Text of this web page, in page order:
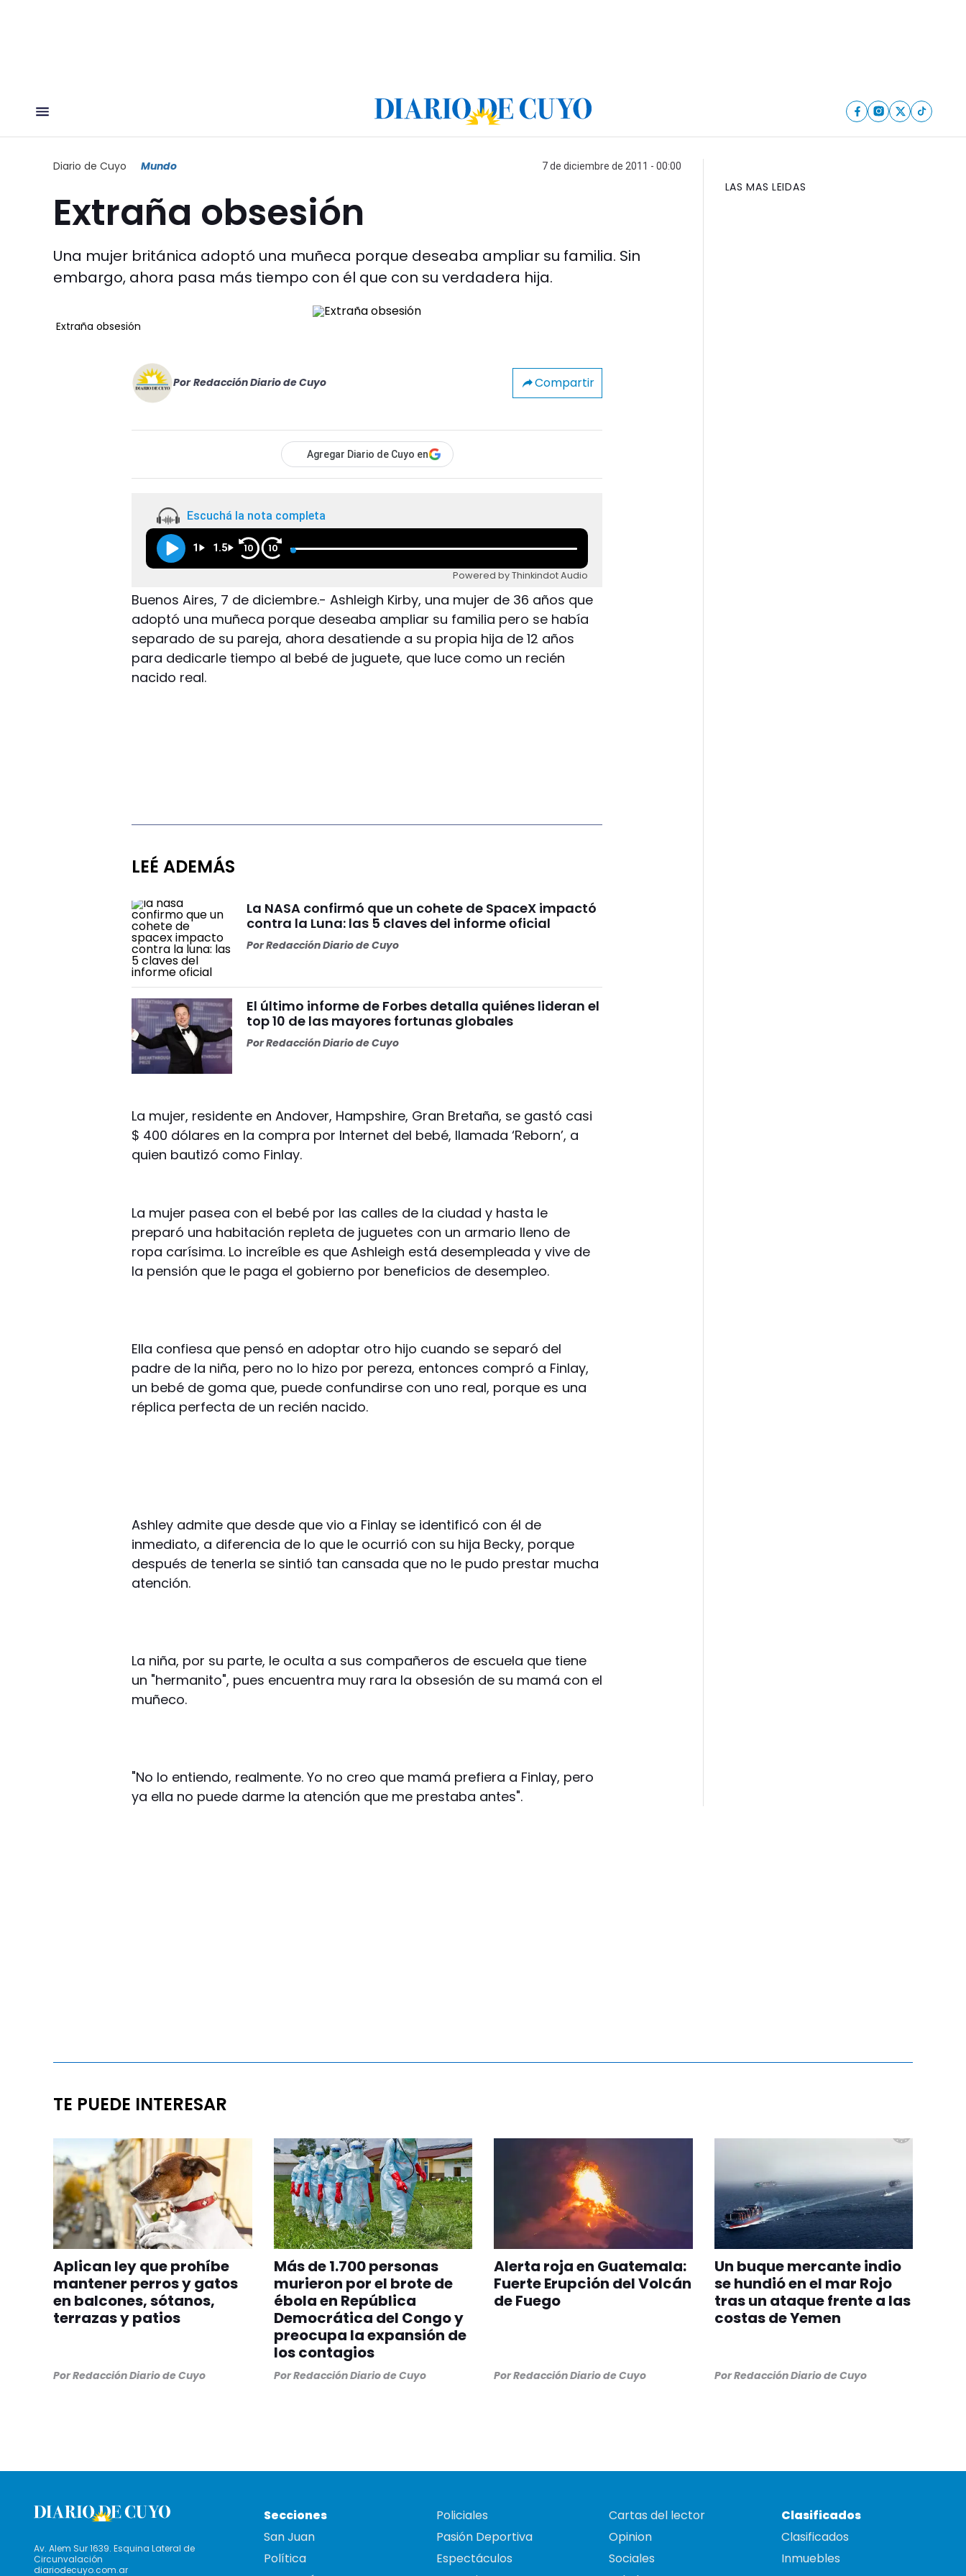
Diario de Cuyo Mundo 7 de diciembre de 2011 - 00:00
Extraña obsesión
Una mujer británica adoptó una muñeca porque deseaba ampliar su familia. Sin
embargo, ahora pasa más tiempo con él que con su verdadera hija.
Extraña obsesión
Por Redacción Diario de Cuyo Compartir
Agregar Diario de Cuyo en
Escuchá la nota completa
1 1.5 10 10
Powered by Thinkindot Audio
Buenos Aires, 7 de diciembre.- Ashleigh Kirby, una mujer de 36 años que
adoptó una muñeca porque deseaba ampliar su familia pero se había
separado de su pareja, ahora desatiende a su propia hija de 12 años
para dedicarle tiempo al bebé de juguete, que luce como un recién
nacido real.
LEÉ ADEMÁS
La NASA confirmó que un cohete de SpaceX impactó
contra la Luna: las 5 claves del informe oficial
PorRedacción Diario de Cuyo
El último informe de Forbes detalla quiénes lideran el
top 10 de las mayores fortunas globales
PorRedacción Diario de Cuyo
La mujer, residente en Andover, Hampshire, Gran Bretaña, se gastó casi
$ 400 dólares en la compra por Internet del bebé, llamada ‘Reborn’, a
quien bautizó como Finlay.
La mujer pasea con el bebé por las calles de la ciudad y hasta le
preparó una habitación repleta de juguetes con un armario lleno de
ropa carísima. Lo increíble es que Ashleigh está desempleada y vive de
la pensión que le paga el gobierno por beneficios de desempleo.
Ella confiesa que pensó en adoptar otro hijo cuando se separó del
padre de la niña, pero no lo hizo por pereza, entonces compró a Finlay,
un bebé de goma que, puede confundirse con uno real, porque es una
réplica perfecta de un recién nacido.
Ashley admite que desde que vio a Finlay se identificó con él de
inmediato, a diferencia de lo que le ocurrió con su hija Becky, porque
después de tenerla se sintió tan cansada que no le pudo prestar mucha
atención.
La niña, por su parte, le oculta a sus compañeros de escuela que tiene
un "hermanito", pues encuentra muy rara la obsesión de su mamá con el
muñeco.
"No lo entiendo, realmente. Yo no creo que mamá prefiera a Finlay, pero
ya ella no puede darme la atención que me prestaba antes".
LAS MAS LEIDAS
TE PUEDE INTERESAR
Aplican ley que prohíbe
mantener perros y gatos
en balcones, sótanos,
terrazas y patios
PorRedacción Diario de Cuyo
Más de 1.700 personas
murieron por el brote de
ébola en República
Democrática del Congo y
preocupa la expansión de
los contagios
PorRedacción Diario de Cuyo
Alerta roja en Guatemala:
Fuerte Erupción del Volcán
de Fuego
PorRedacción Diario de Cuyo
Un buque mercante indio
se hundió en el mar Rojo
tras un ataque frente a las
costas de Yemen
PorRedacción Diario de Cuyo
Av. Alem Sur 1639. Esquina Lateral de
Circunvalación
diariodecuyo.com.ar
Secciones
San Juan
Política
Policiales
Pasión Deportiva
Espectáculos
Cartas del lector
Opinion
Sociales
Clasificados
Clasificados
Inmuebles